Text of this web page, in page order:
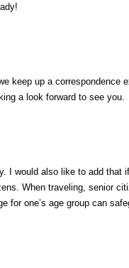
keep up a correspondence
a look forward to see you.
I would also like to add that
When traveling, senior
for one’s age group can